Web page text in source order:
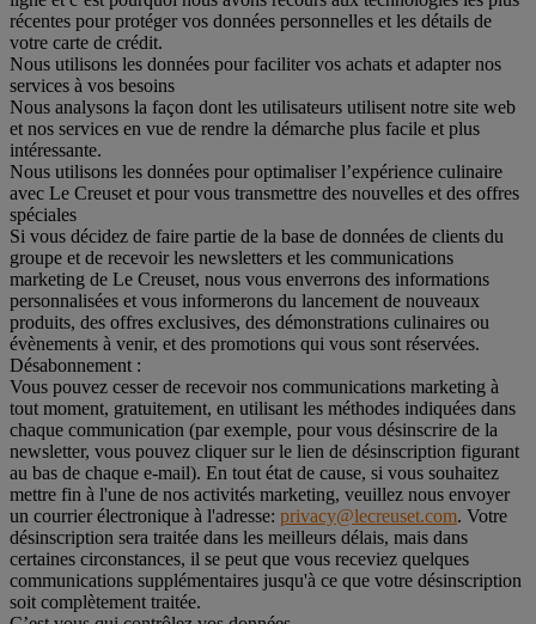
récentes pour protéger vos données personnelles et les détails de
votre carte de crédit.
Nous utilisons les données pour faciliter vos achats et adapter nos
services à vos besoins
Nous analysons la façon dont les utilisateurs utilisent notre site web
et nos services en vue de rendre la démarche plus facile et plus
intéressante.
Nous utilisons les données pour optimaliser l’expérience culinaire
avec Le Creuset et pour vous transmettre des nouvelles et des offres
spéciales
Si vous décidez de faire partie de la base de données de clients du
groupe et de recevoir les newsletters et les communications
marketing de Le Creuset, nous vous enverrons des informations
personnalisées et vous informerons du lancement de nouveaux
produits, des offres exclusives, des démonstrations culinaires ou
évènements à venir, et des promotions qui vous sont réservées.
Désabonnement :
Vous pouvez cesser de recevoir nos communications marketing à
tout moment, gratuitement, en utilisant les méthodes indiquées dans
chaque communication (par exemple, pour vous désinscrire de la
newsletter, vous pouvez cliquer sur le lien de désinscription figurant
au bas de chaque e-mail). En tout état de cause, si vous souhaitez
mettre fin à l'une de nos activités marketing, veuillez nous envoyer
un courrier électronique à l'adresse: privacy@lecreuset.com. Votre
désinscription sera traitée dans les meilleurs délais, mais dans
certaines circonstances, il se peut que vous receviez quelques
communications supplémentaires jusqu'à ce que votre désinscription
soit complètement traitée.